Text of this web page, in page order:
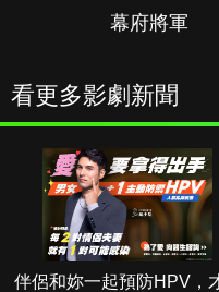
幕府將軍
看更多影劇新聞
伴侶和妳一起預防HPV，